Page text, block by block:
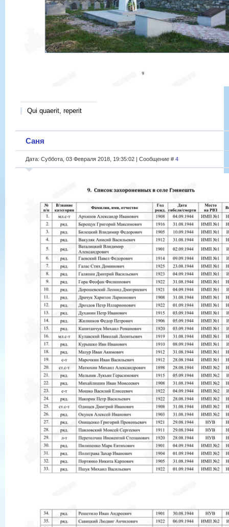
Qui quaerit, reperit
Саня
Дата: Суббота, 03 Февраля 2018, 19:35:02 | Сообщение # 4